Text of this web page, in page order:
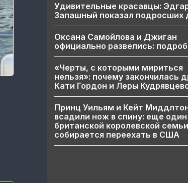
Удивительные красавцы:
Запашный показал подросших
Оксана Самойлова и Джиган
официально развелись:
«Черты, с которыми мириться
нельзя»: почему закончилась
Кати Гордон и Леры
Принц Уильям и Кейт
всадили нож в спину: еще один
британской королевской семьи
собирается переехать в США